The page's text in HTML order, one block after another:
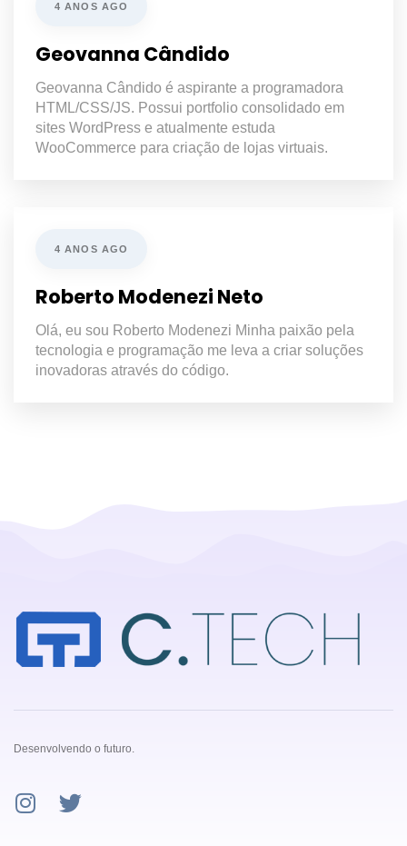
4 ANOS AGO
Geovanna Cândido
Geovanna Cândido é aspirante a programadora
HTML/CSS/JS. Possui portfolio consolidado em
sites WordPress e atualmente estuda
WooCommerce para criação de lojas virtuais.
4 ANOS AGO
Roberto Modenezi Neto
Olá, eu sou Roberto Modenezi Minha paixão pela
tecnologia e programação me leva a criar soluções
inovadoras através do código.
Desenvolvendo o futuro.